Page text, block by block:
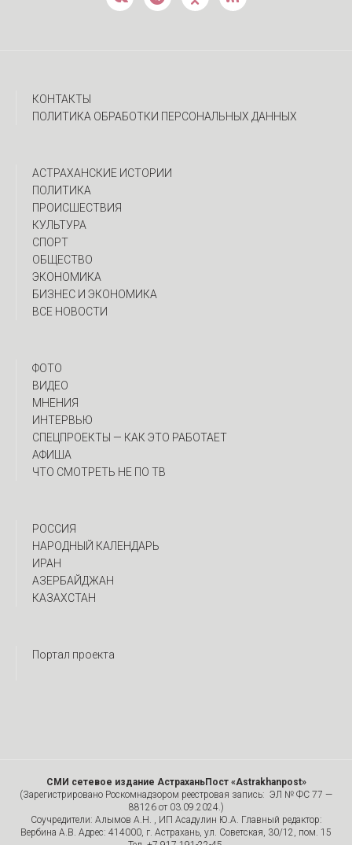
КОНТАКТЫ
ПОЛИТИКА ОБРАБОТКИ ПЕРСОНАЛЬНЫХ ДАННЫХ
АСТРАХАНСКИЕ ИСТОРИИ
ПОЛИТИКА
ПРОИСШЕСТВИЯ
КУЛЬТУРА
СПОРТ
ОБЩЕСТВО
ЭКОНОМИКА
БИЗНЕС И ЭКОНОМИКА
ВСЕ НОВОСТИ
ФОТО
ВИДЕО
МНЕНИЯ
ИНТЕРВЬЮ
CПЕЦПРОЕКТЫ — КАК ЭТО РАБОТАЕТ
АФИША
ЧТО СМОТРЕТЬ НЕ ПО ТВ
РОССИЯ
НАРОДНЫЙ КАЛЕНДАРЬ
ИРАН
АЗЕРБАЙДЖАН
КАЗАХСТАН
Портал проекта
СМИ сетевое издание АстраханьПост «Astrakhanpost»
(Зарегистрировано Роскомнадзором реестровая запись: ЭЛ № ФС 77 —
88126 от 03.09.2024.)
Соучредители: Алымов А.Н. , ИП Асадулин Ю.А. Главный редактор:
Вербина А.В. Адрес: 414000, г. Астрахань, ул. Советская, 30/12, пом. 15